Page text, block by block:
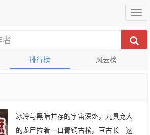
排行榜 风云榜
冰冷与黑暗并存的宇宙深处，九具庞大
的龙尸拉着一口青铜古棺，亘古长 这